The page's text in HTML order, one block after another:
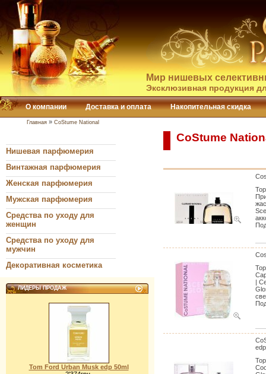
Мир нишевых
Эксклюзивная продукция
О компании Доставка и оплата Накопительная скидка
Главная » CoStume National
Нишевая парфюмерия
Винтажная парфюмерия
Женская парфюмерия
Мужская парфюмерия
Средства по уходу для
женщин
Средства по уходу для
мужчин
Декоративная косметика
ЛИДЕРЫ ПРОДАЖ
Tom Ford Urban Musk edp 50ml
CoStume
|
edp